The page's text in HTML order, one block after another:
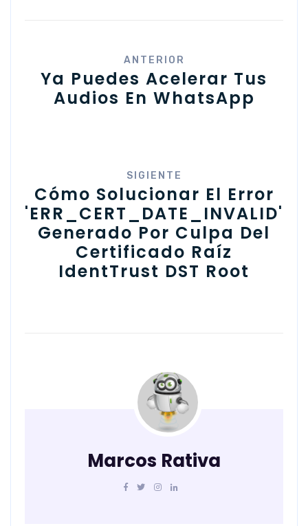
ANTERIOR
Ya Puedes Acelerar Tus
Audios En WhatsApp
SIGIENTE
Cómo Solucionar El Error
'ERR_CERT_DATE_INVALID'
Generado Por Culpa Del
Certificado Raíz
IdentTrust DST Root
Marcos Rativa